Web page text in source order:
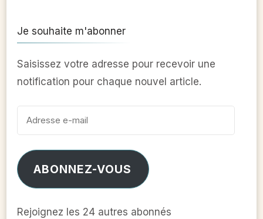
Je souhaite m'abonner
Saisissez votre adresse pour recevoir une
notification pour chaque nouvel article.
e-
mail
ABONNEZ-VOUS
Rejoignez les 24 autres abonnés